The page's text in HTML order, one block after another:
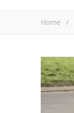
Home /